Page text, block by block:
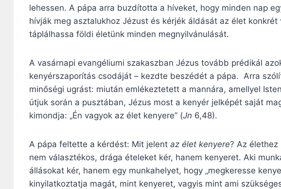
lehessen. A pápa arra buzdította a híveket, hogy minden nap
hívják meg asztalukhoz Jézust és kérjék áldását az élet
táplálhassa földi életünk minden megnyilvánulását.
A vasárnapi evangéliumi szakaszban Jézus tovább prédikál
kenyérszaporítás csodáját – kezdte beszédét a pápa. Arra
minőségi ugrást: miután emlékeztetett a mannára, amellyel
útjuk során a pusztában, Jézus most a kenyér jelképét saját
kimondja: „Én vagyok az élet kenyere” (Jn 6,48).
A pápa feltette a kérdést: Mit jelent az élet kenyere? Az élethez
nem választékos, drága ételeket kér, hanem kenyeret. Aki
állásokat kér, hanem egy munkahelyet, hogy „megkeresse
kinyilatkoztatja magát, mint kenyeret, vagyis mint ami